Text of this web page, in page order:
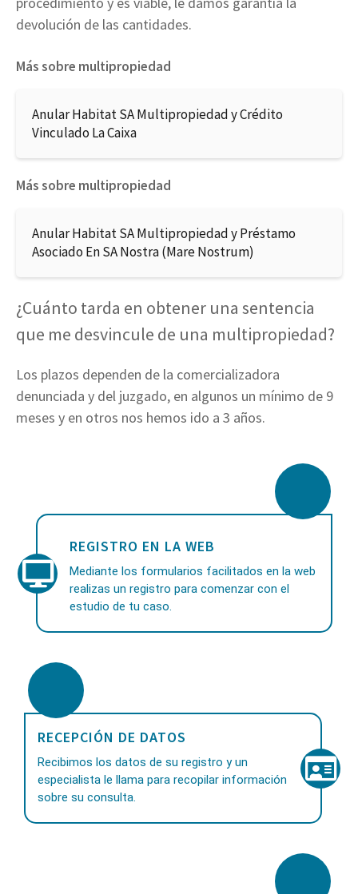
devolución de las cantidades.
Más sobre multipropiedad
Anular Habitat SA Multipropiedad y Crédito
Vinculado La Caixa
Más sobre multipropiedad
Anular Habitat SA Multipropiedad y Préstamo
Asociado En SA Nostra (Mare Nostrum)
¿Cuánto tarda en obtener una sentencia
que me desvincule de una multipropiedad?
Los plazos dependen de la comercializadora
denunciada y del juzgado, en algunos un mínimo de 9
meses y en otros nos hemos ido a 3 años.
REGISTRO EN LA WEB
Mediante los formularios facilitados en la web
realizas un registro para comenzar con el
estudio de tu caso.
RECEPCIÓN DE DATOS
Recibimos los datos de su registro y un
especialista le llama para recopilar información
sobre su consulta.